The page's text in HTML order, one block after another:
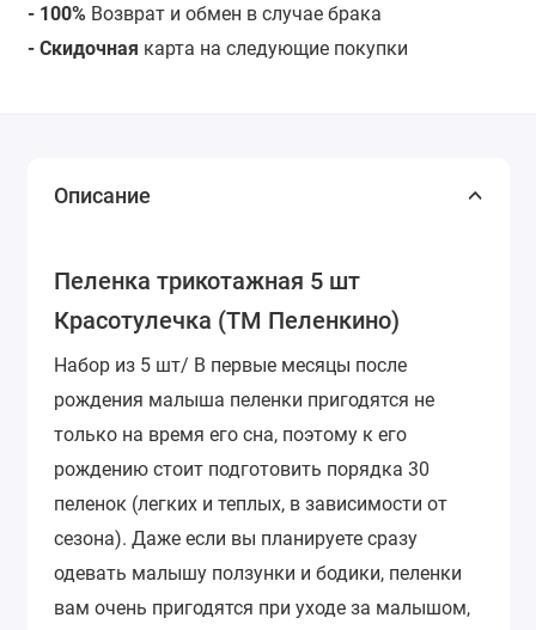
- 100% Возврат и обмен в случае брака
- Скидочная карта на следующие покупки
Описание
Пеленка трикотажная 5 шт
Красотулечка (ТМ Пеленкино)
Набор из 5 шт/ В первые месяцы после
рождения малыша пеленки пригодятся не
только на время его сна, поэтому к его
рождению стоит подготовить порядка 30
пеленок (легких и теплых, в зависимости от
сезона). Даже если вы планируете сразу
одевать малышу ползунки и бодики, пеленки
вам очень пригодятся при уходе за малышом,